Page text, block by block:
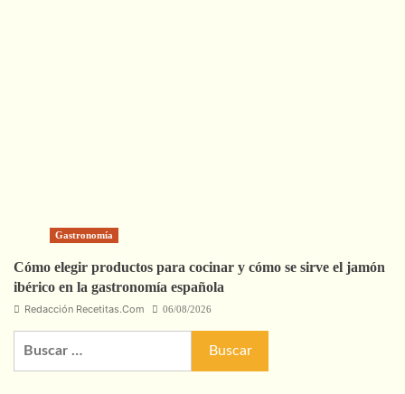
Gastronomía
Cómo elegir productos para cocinar y cómo se sirve el jamón
ibérico en la gastronomía española
Redacción Recetitas.Com 06/08/2026